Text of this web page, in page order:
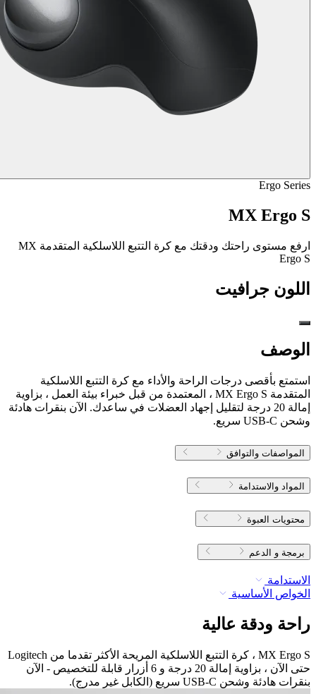
Ergo Series
MX Ergo S
ارفع مستوى راحتك ودقتك مع كرة التتبع اللاسلكية المتقدمة MX
Ergo S
اللون جرافيت
الوصف
استمتع بأقصى درجات الراحة والأداء مع كرة التتبع اللاسلكية
المتقدمة MX Ergo S ، المعتمدة من قبل خبراء بيئة العمل ، بزاوية
إمالة 20 درجة لتقليل إجهاد العضلات في ساعدك. الآن بنقرات هادئة
وشحن USB-C سريع.
المواصفات والتوافق
المواد والاستدامة
محتويات العبوة
برمجة و الدعم
الاستدامة
الخواص الأساسية
راحة ودقة عالية
MX Ergo S ، كرة التتبع اللاسلكية المريحة الأكثر تقدما من Logitech
حتى الآن ، بزاوية إمالة 20 درجة و 6 أزرار قابلة للتخصيص - الآن
بنقرات هادئة وشحن USB-C سريع (الكابل غير مدرج).